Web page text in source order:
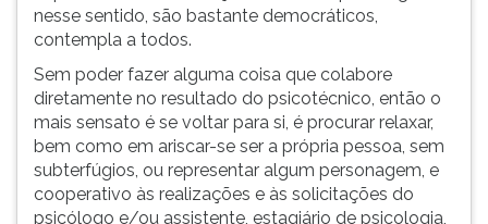
nesse sentido, são bastante democráticos,
contempla a todos.
Sem poder fazer alguma coisa que colabore
diretamente no resultado do psicotécnico, então o
mais sensato é se voltar para si, é procurar relaxar,
bem como em ariscar-se ser a própria pessoa, sem
subterfúgios, ou representar algum personagem, e
cooperativo às realizações e às solicitações do
psicólogo e/ou assistente, estagiário de psicologia,